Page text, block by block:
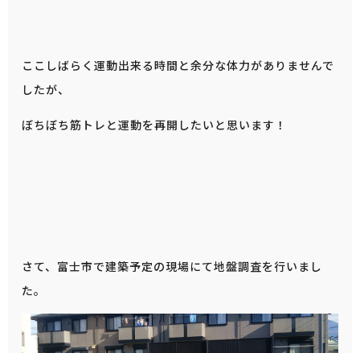
ここしばらく運動出来る時間と余分な体力がありませんで
したが、
ぼちぼち筋トレと運動を再開したいと思います！
さて、富士市で建築予定の現場にて地盤調査を行いまし
た。